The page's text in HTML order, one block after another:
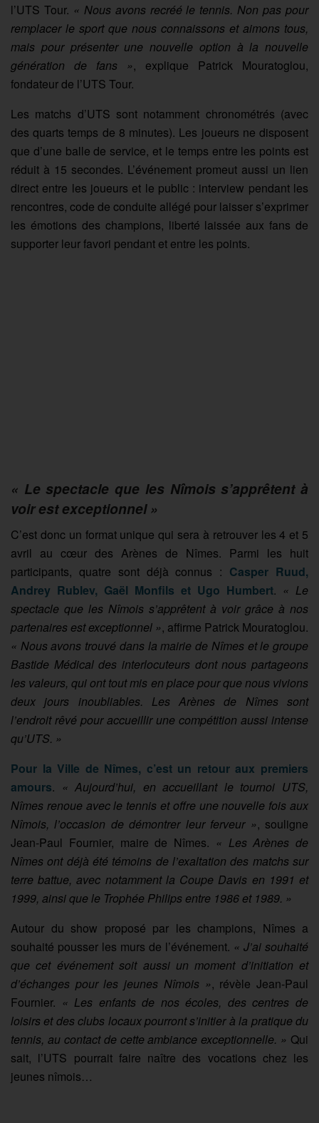
l’UTS Tour. « Nous avons recréé le tennis. Non pas pour
remplacer le sport que nous connaissons et aimons tous,
mais pour présenter une nouvelle option à la nouvelle
génération de fans », explique Patrick Mouratoglou,
fondateur de l’UTS Tour.
Les matchs d’UTS sont notamment chronométrés (avec
des quarts temps de 8 minutes). Les joueurs ne disposent
que d’une balle de service, et le temps entre les points est
réduit à 15 secondes. L’événement promeut aussi un lien
direct entre les joueurs et le public : interview pendant les
rencontres, code de conduite allégé pour laisser s’exprimer
les émotions des champions, liberté laissée aux fans de
supporter leur favori pendant et entre les points.
« Le spectacle que les Nîmois s’apprêtent à
voir est exceptionnel »
C’est donc un format unique qui sera à retrouver les 4 et 5
avril au cœur des Arènes de Nîmes. Parmi les huit
participants, quatre sont déjà connus : Casper Ruud,
Andrey Rublev, Gaël Monfils et Ugo Humbert. « Le
spectacle que les Nîmois s’apprêtent à voir grâce à nos
partenaires est exceptionnel », affirme Patrick Mouratoglou.
« Nous avons trouvé dans la mairie de Nîmes et le groupe
Bastide Médical des interlocuteurs dont nous partageons
les valeurs, qui ont tout mis en place pour que nous vivions
deux jours inoubliables. Les Arènes de Nîmes sont
l’endroit rêvé pour accueillir une compétition aussi intense
qu’UTS. »
Pour la Ville de Nîmes, c’est un retour aux premiers
amours. « Aujourd’hui, en accueillant le tournoi UTS,
Nîmes renoue avec le tennis et offre une nouvelle fois aux
Nîmois, l’occasion de démontrer leur ferveur », souligne
Jean-Paul Fournier, maire de Nîmes. « Les Arènes de
Nîmes ont déjà été témoins de l’exaltation des matchs sur
terre battue, avec notamment la Coupe Davis en 1991 et
1999, ainsi que le Trophée Philips entre 1986 et 1989. »
Autour du show proposé par les champions, Nîmes a
souhaité pousser les murs de l’événement. « J’ai souhaité
que cet événement soit aussi un moment d’initiation et
d’échanges pour les jeunes Nîmois », révèle Jean-Paul
Fournier. « Les enfants de nos écoles, des centres de
loisirs et des clubs locaux pourront s’initier à la pratique du
tennis, au contact de cette ambiance exceptionnelle. » Qui
sait, l’UTS pourrait faire naître des vocations chez les
jeunes nîmois…